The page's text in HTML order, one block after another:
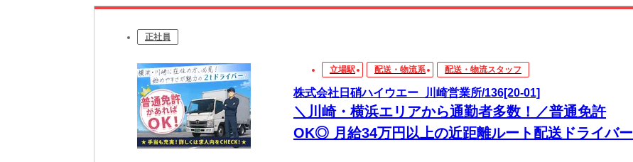
正社員
立場駅 配送・物流系 配送・物流スタッフ
株式会社日硝ハイウエー_川崎営業所/136[20-01]
＼川崎・横浜エリアから通勤者多数！／普通免許
OK◎ 月給34万円以上の近距離ルート配送ドライバー